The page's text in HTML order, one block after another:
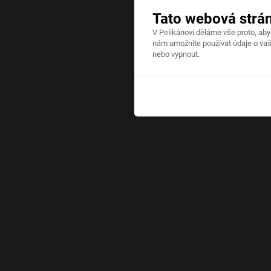
Tato webová
V Pelikánovi děláme vše proto,
nám umožníte používat údaje o
nebo vypnout.